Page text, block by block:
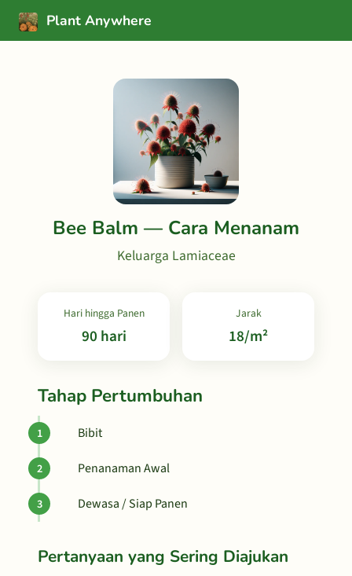
Plant Anywhere
Bee Balm — Cara Menanam
Keluarga Lamiaceae
Hari hingga Panen
90 hari
Jarak
18/m²
Tahap Pertumbuhan
Bibit
Penanaman Awal
Dewasa / Siap Panen
Pertanyaan yang Sering Diajukan